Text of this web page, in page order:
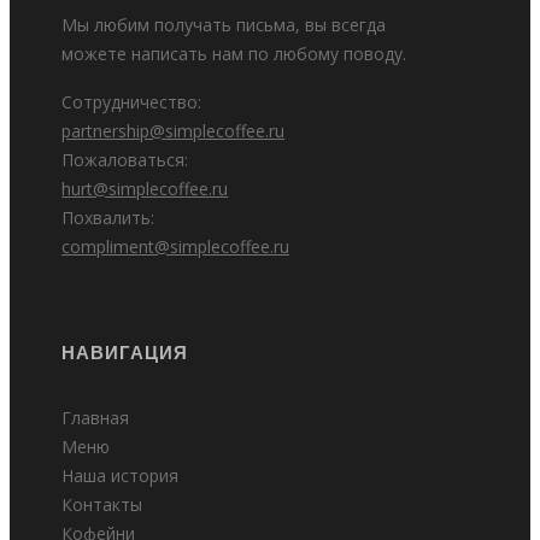
Мы любим получать письма, вы всегда
можете написать нам по любому поводу.
Сотрудничество:
partnership@simplecoffee.ru
Пожаловаться:
hurt@simplecoffee.ru
Похвалить:
compliment@simplecoffee.ru
НАВИГАЦИЯ
Главная
Меню
Наша история
Контакты
Кофейни